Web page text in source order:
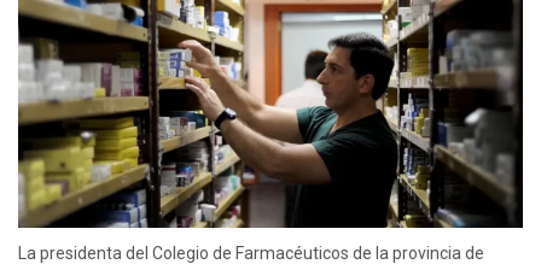
La presidenta del Colegio de Farmacéuticos de la provincia de